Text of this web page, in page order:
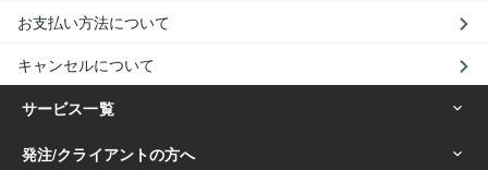
お支払い方法について
キャンセルについて